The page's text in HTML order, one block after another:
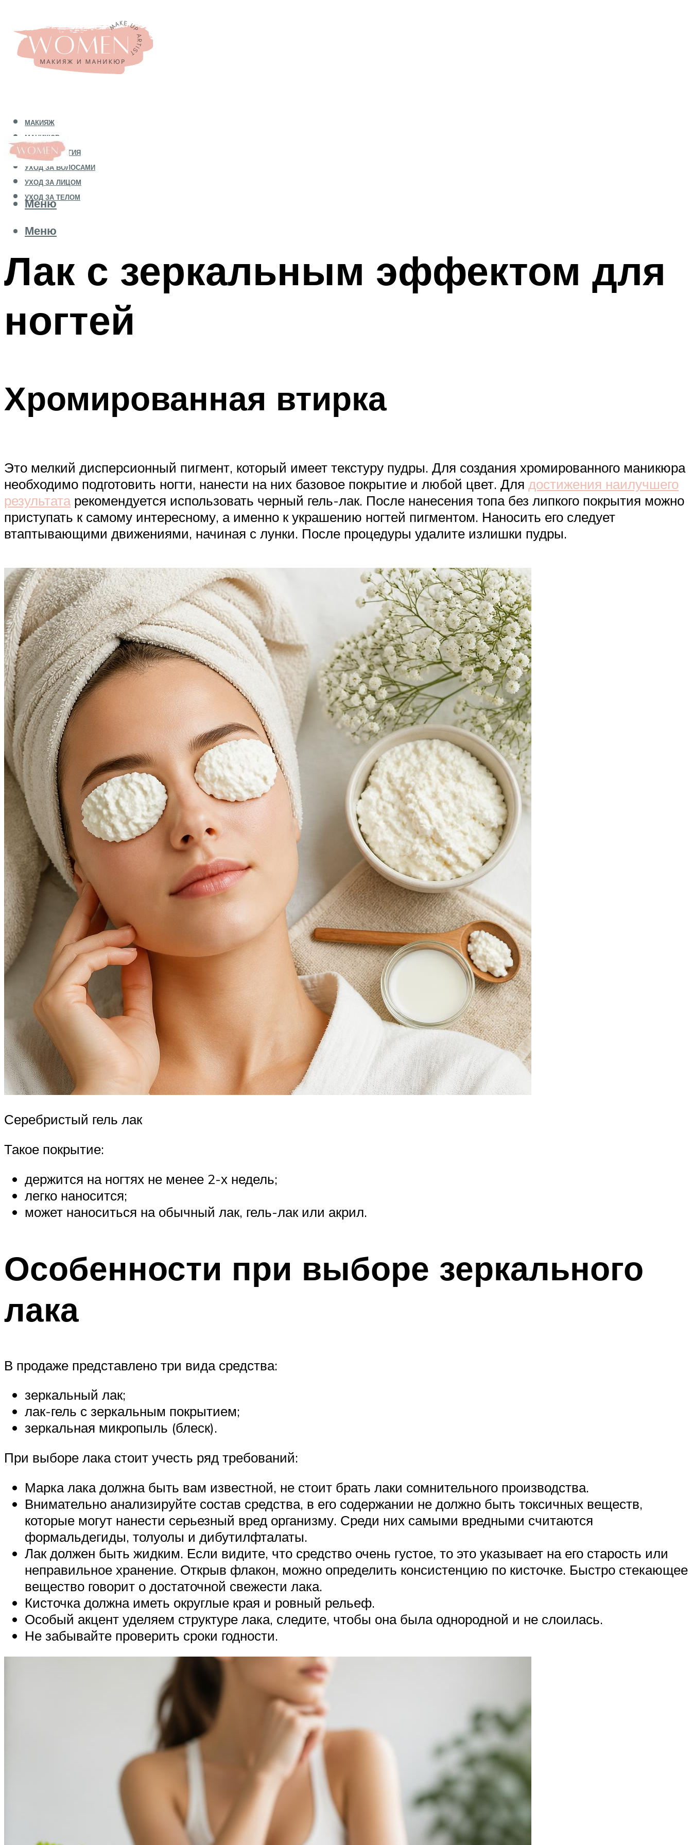
МАКИЯЖ
МАНИКЮР
КОСМЕТОЛОГИЯ
УХОД ЗА ВОЛОСАМИ
УХОД ЗА ЛИЦОМ
УХОД ЗА ТЕЛОМ
Меню
Меню
Лак с зеркальным эффектом для
ногтей
Хромированная втирка
Это мелкий дисперсионный пигмент, который имеет текстуру пудры. Для создания хромированного маникюра
необходимо подготовить ногти, нанести на них базовое покрытие и любой цвет. Для достижения наилучшего
результата рекомендуется использовать черный гель-лак. После нанесения топа без липкого покрытия можно
приступать к самому интересному, а именно к украшению ногтей пигментом. Наносить его следует
втаптывающими движениями, начиная с лунки. После процедуры удалите излишки пудры.
Серебристый гель лак
Такое покрытие:
держится на ногтях не менее 2-х недель;
легко наносится;
может наноситься на обычный лак, гель-лак или акрил.
Особенности при выборе зеркального
лака
В продаже представлено три вида средства:
зеркальный лак;
лак-гель с зеркальным покрытием;
зеркальная микропыль (блеск).
При выборе лака стоит учесть ряд требований:
Марка лака должна быть вам известной, не стоит брать лаки сомнительного производства.
Внимательно анализируйте состав средства, в его содержании не должно быть токсичных веществ,
которые могут нанести серьезный вред организму. Среди них самыми вредными считаются
формальдегиды, толуолы и дибутилфталаты.
Лак должен быть жидким. Если видите, что средство очень густое, то это указывает на его старость или
неправильное хранение. Открыв флакон, можно определить консистенцию по кисточке. Быстро стекающее
вещество говорит о достаточной свежести лака.
Кисточка должна иметь округлые края и ровный рельеф.
Особый акцент уделяем структуре лака, следите, чтобы она была однородной и не слоилась.
Не забывайте проверить сроки годности.